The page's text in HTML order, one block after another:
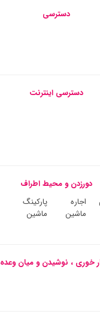
دسترسی
دسترسی اینترنت
دورزدن و محیط اطراف
اجاره
ماشین
پارکینگ
ماشین
خوری ، نوشیدن و میان وعده